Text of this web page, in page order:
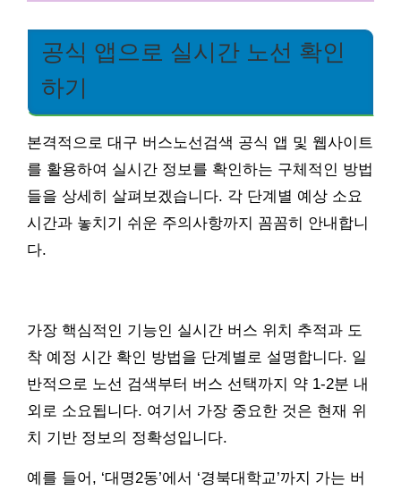
공식 앱으로 실시간 노선 확인
하기
본격적으로 대구 버스노선검색 공식 앱 및 웹사이트
를 활용하여 실시간 정보를 확인하는 구체적인 방법
들을 상세히 살펴보겠습니다. 각 단계별 예상 소요
시간과 놓치기 쉬운 주의사항까지 꼼꼼히 안내합니
다.
가장 핵심적인 기능인 실시간 버스 위치 추적과 도
착 예정 시간 확인 방법을 단계별로 설명합니다. 일
반적으로 노선 검색부터 버스 선택까지 약 1-2분 내
외로 소요됩니다. 여기서 가장 중요한 것은 현재 위
치 기반 정보의 정확성입니다.
예를 들어, ‘대명2동’에서 ‘경북대학교’까지 가는 버